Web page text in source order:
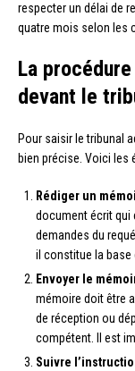
respecter un délai de
quatre mois selon les
La
devant le
Pour saisir le tribunal
bien précise. Voici les
Rédiger un
document écrit qui
demandes du
il constitue la base
Envoyer le
mémoire doit être
de réception ou
compétent. Il est
Suivre